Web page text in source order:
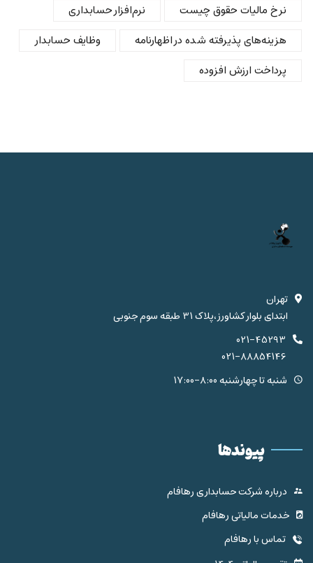
نرخ مالیات حقوق چیست
نرم‌افزار حسابداری
هزینه‌های پذیرفته شده در اظهارنامه
وظایف حسابدار
پرداخت ارزش افزوده
تهران
ابتدای بلوار کشاورز،پلاک 31 طبقه سوم جنوبی
021-45293
021-88854146
شنبه تا چهارشنبه 8:00-17:00
پیوندها
درباره شرکت حسابداری رهافام
خدمات مالیاتی رهافام
تماس با رهافام